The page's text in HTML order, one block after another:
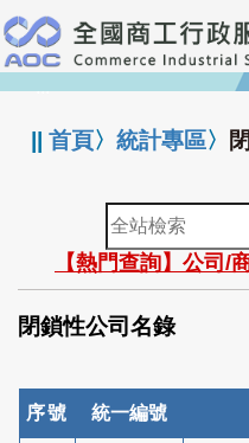
跳
到
主
要
:::
||首頁〉統計專區〉
全
站
檢
索
【熱門查詢】公司/
閉鎖性公司名錄
序號 統一編號